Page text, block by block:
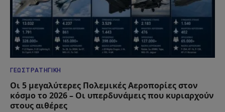
ΓΕΩΣΤΡΑΤΗΓΙΚΉ
Οι 5 μεγαλύτερες Πολεμικές Αεροπορίες στον
κόσμο το 2026 – Οι υπερδυνάμεις που κυριαρχούν
στους αιθέρες